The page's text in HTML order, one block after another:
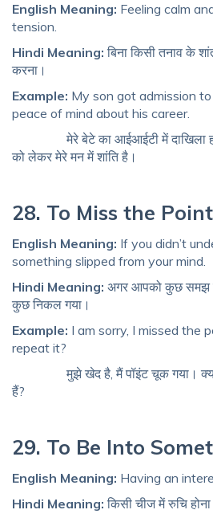
English Meaning: Feeling calm
tension.
Hindi Meaning: बिना किसी तनाव के
करना।
Example: My son got admission
peace of mind about his career.
मेरे बेटे का आईआईटी में दाखिला हो
को लेकर मेरे मन में शांति है।
28. To Miss the Point
English Meaning: If you didn’t
something slipped from your mind.
Hindi Meaning: अगर आपको कुछ समझ
कुछ निकल गया।
Example: I am sorry, I missed the
repeat it?
मुझे खेद है, मैं पॉइंट चूक गया।
हैं?
29. To Be Into
English Meaning: Having an
Hindi Meaning: किसी चीज में रुचि